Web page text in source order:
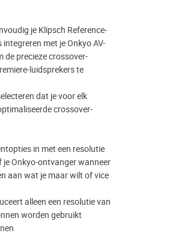
je Klipsch Reference-
met je Onkyo AV-
de precieze crossover-
luidsprekers te
dat je voor elk
crossover-
in met een resolutie
Onkyo-ontvanger wanneer
aan wat je maar wilt of vice
alleen een resolutie van
worden gebruikt